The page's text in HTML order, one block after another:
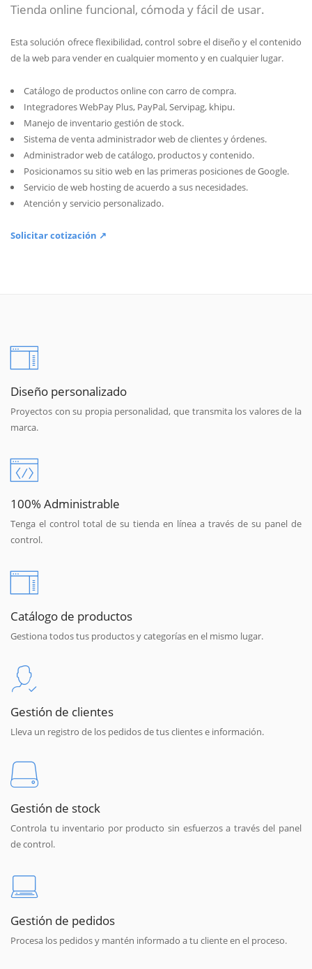
Tienda online funcional, cómoda y fácil de usar.
Esta solución ofrece flexibilidad, control sobre el diseño y el contenido
de la web para vender en cualquier momento y en cualquier lugar.
Catálogo de productos online con carro de compra.
Integradores WebPay Plus, PayPal, Servipag, khipu.
Manejo de inventario gestión de stock.
Sistema de venta administrador web de clientes y órdenes.
Administrador web de catálogo, productos y contenido.
Posicionamos su sitio web en las primeras posiciones de Google.
Servicio de web hosting de acuerdo a sus necesidades.
Atención y servicio personalizado.
Solicitar cotización ↗
Diseño personalizado
Proyectos con su propia personalidad, que transmita los valores de la
marca.
100% Administrable
Tenga el control total de su tienda en línea a través de su panel de
control.
Catálogo de productos
Gestiona todos tus productos y categorías en el mismo lugar.
Gestión de clientes
Lleva un registro de los pedidos de tus clientes e información.
Gestión de stock
Controla tu inventario por producto sin esfuerzos a través del panel
de control.
Gestión de pedidos
Procesa los pedidos y mantén informado a tu cliente en el proceso.